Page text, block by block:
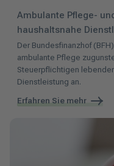
Ambulante Pflege-
haushaltsnahe
Der Bundesfinanzhof
ambulante Pflege
Steuerpflichtigen
Dienstleistung an.
Erfahren Sie mehr